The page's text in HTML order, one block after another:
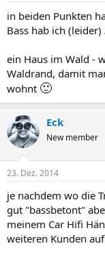
in beiden Punkten
Bass hab ich (leider)
ein Haus im Wald -
Waldrand, damit
wohnt 🙂
Eck
New member
23. Dez. 2014
je nachdem wo die
gut "bassbetont"
meinem Car Hifi
weiteren Kunden